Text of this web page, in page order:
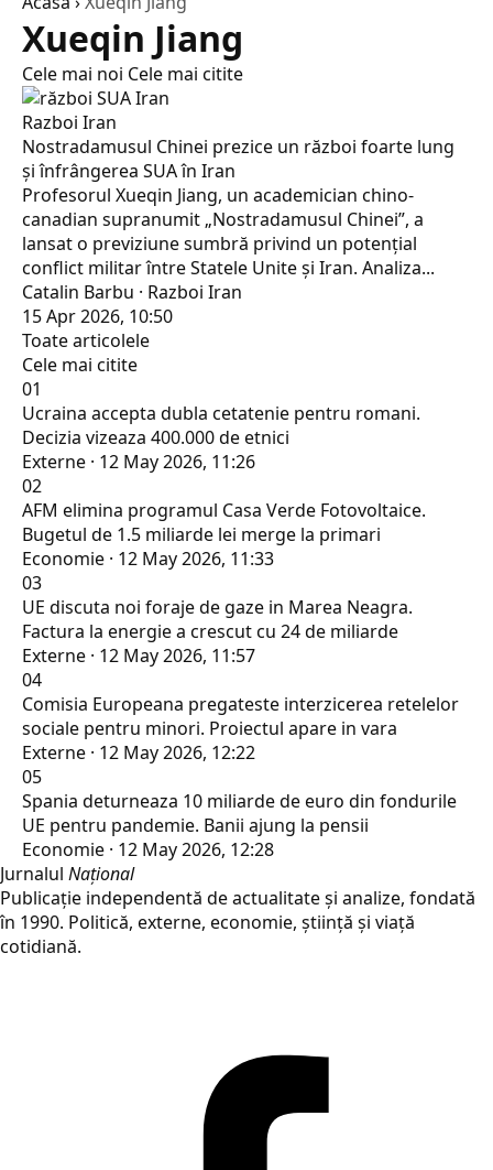
Xueqin Jiang
Cele mai noi Cele mai citite
Razboi Iran
Nostradamusul Chinei prezice un război foarte lung
și înfrângerea SUA în Iran
Profesorul Xueqin Jiang, un academician chino-
canadian supranumit „Nostradamusul Chinei”, a
lansat o previziune sumbră privind un potențial
conflict militar între Statele Unite și Iran. Analiza...
Catalin Barbu · Razboi Iran
15 Apr 2026, 10:50
Toate articolele
Cele mai citite
01
Ucraina accepta dubla cetatenie pentru romani.
Decizia vizeaza 400.000 de etnici
Externe · 12 May 2026, 11:26
02
AFM elimina programul Casa Verde Fotovoltaice.
Bugetul de 1.5 miliarde lei merge la primari
Economie · 12 May 2026, 11:33
03
UE discuta noi foraje de gaze in Marea Neagra.
Factura la energie a crescut cu 24 de miliarde
Externe · 12 May 2026, 11:57
04
Comisia Europeana pregateste interzicerea retelelor
sociale pentru minori. Proiectul apare in vara
Externe · 12 May 2026, 12:22
05
Spania deturneaza 10 miliarde de euro din fondurile
UE pentru pandemie. Banii ajung la pensii
Economie · 12 May 2026, 12:28
Jurnalul Național
Publicație independentă de actualitate și analize, fondată
în 1990. Politică, externe, economie, știință și viață
cotidiană.